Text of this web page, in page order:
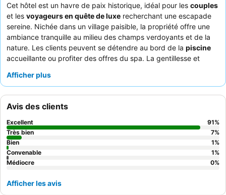
Cet hôtel est un havre de paix historique, idéal pour les couples
et les voyageurs en quête de luxe recherchant une escapade
sereine. Nichée dans un village paisible, la propriété offre une
ambiance tranquille au milieu des champs verdoyants et de la
nature. Les clients peuvent se détendre au bord de la piscine
accueillante ou profiter des offres du spa. La gentillesse et
l'équipe de la réception, sont constamment saluées, et le
séjour vraiment relaxant, pensez à prendre une chambre avec
unbalcon pour profiter de belles vues.
Afficher plus
Avis des clients
Excellent 91%
Très bien
7%
Bien
1%
Convenable
1%
Médiocre
0%
Afficher les avis